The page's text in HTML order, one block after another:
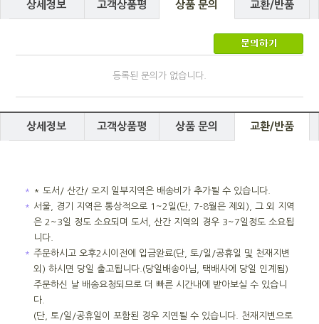
상세정보 고객상품평 상품 문의 교환/반품
등록된 문의가 없습니다.
상세정보 고객상품평 상품 문의 교환/반품
＊
* 도서/ 산간/ 오지 일부지역은 배송비가 추가될 수 있습니다.
＊ 서울, 경기 지역은 통상적으로 1~2일(단, 7-8월은 제외), 그 외 지역
은 2~3일 정도 소요되며 도서, 산간 지역의 경우 3~7일정도 소요됩
니다.
＊ 주문하시고 오후2시이전에 입금완료(단, 토/일/공휴일 및 천재지변
외) 하시면 당일 출고됩니다.(당일배송아님, 택배사에 당일 인계됨)
주문하신 날 배송요청되므로 더 빠른 시간내에 받아보실 수 있습니
다.
(단, 토/일/공휴일이 포함된 경우 지연될 수 있습니다. 천재지변으로